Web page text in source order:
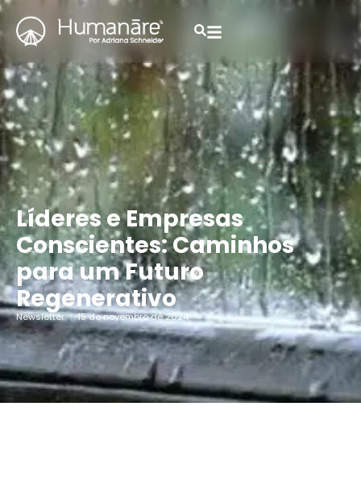
Líderes e Empresas
Conscientes: Caminhos
para um Futuro
Regenerativo
Newsletter 15 de novembro de 2024